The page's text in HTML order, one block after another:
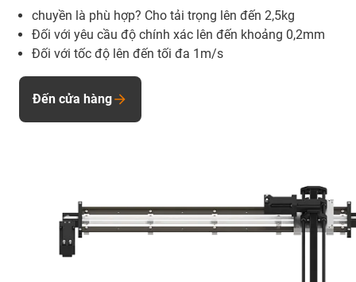
chuyền là phù hợp? Cho tải trọng lên đến 2,5kg
Đối với yêu cầu độ chính xác lên đến khoảng 0,2mm
Đối với tốc độ lên đến tối đa 1m/s
Đến cửa hàng